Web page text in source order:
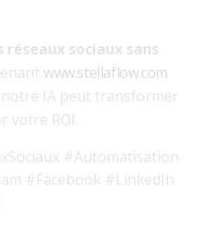
sociaux sans
www.stellaflow.com
IA peut transformer
votre ROI.
#Automatisation
#Facebook #LinkedIn